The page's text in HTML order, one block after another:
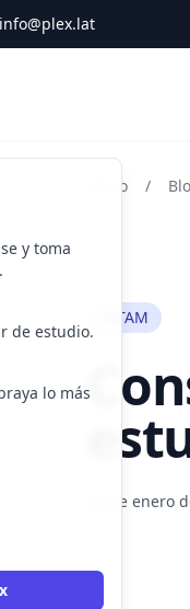
info@plex.lat
Inicio /
LATAM
24 de enero
y toma
de estudio.
lo más